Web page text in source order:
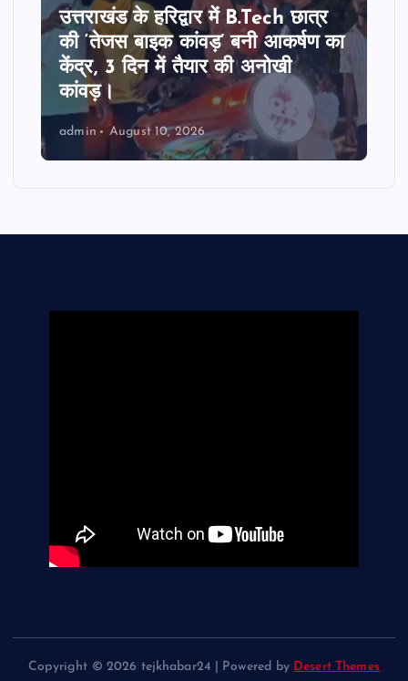
उत्तराखंड के हरिद्वार में B.Tech छात्र
की ‘तेजस बाइक कांवड़’ बनी आकर्षण का
केंद्र, 3 दिन में तैयार की अनोखी
कांवड़।
admin August 10, 2026
Copyright © 2026 tejkhabar24 | Powered by Desert Themes